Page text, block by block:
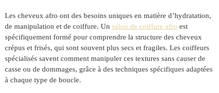
Les cheveux afro ont des besoins uniques en matière d’hydratation,
de manipulation et de coiffure. Un salon de coiffure afro est
spécifiquement formé pour comprendre la structure des cheveux
crépus et frisés, qui sont souvent plus secs et fragiles. Les coiffeurs
spécialisés savent comment manipuler ces textures sans causer de
casse ou de dommages, grâce à des techniques spécifiques adaptées
à chaque type de boucle.